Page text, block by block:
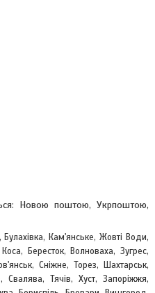
Новою поштою, Укрпоштою,
Кам'янське, Жовті Води,
Бересток, Волноваха, Зугрес,
Сніжне, Торез, Шахтарськ,
Свалява, Тячів, Хуст, Запоріжжя,